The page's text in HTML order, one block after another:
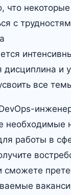
что
с
дисциплина и
все
необходимые
работы в
сможете